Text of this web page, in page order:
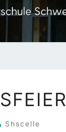
Shscelle